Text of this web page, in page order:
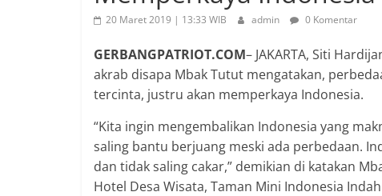
20 Maret 2019 | 13:33 WIB admin 0 Komentar
GERBANGPATRIOT.COM– JAKARTA, Siti
akrab disapa Mbak Tutut mengatakan,
tercinta, justru akan memperkaya Indonesia.
“Kita ingin mengembalikan Indonesia yang
saling bantu berjuang meski ada perbedaan.
dan tidak saling cakar,” demikian di katakan
Hotel Desa Wisata, Taman Mini Indonesia Indah